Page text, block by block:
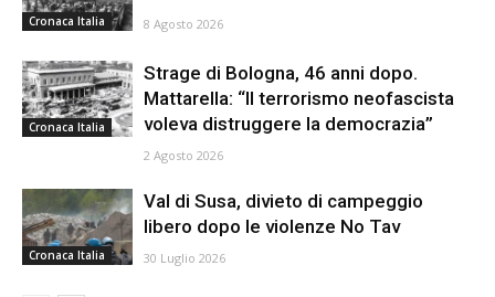
Cronaca Italia 8 Agosto 2026
Cronaca Italia
Strage di Bologna, 46 anni dopo.
Mattarella: “Il terrorismo neofascista
voleva distruggere la democrazia”
2 Agosto 2026
Cronaca Italia
Val di Susa, divieto di campeggio
libero dopo le violenze No Tav
30 Luglio 2026